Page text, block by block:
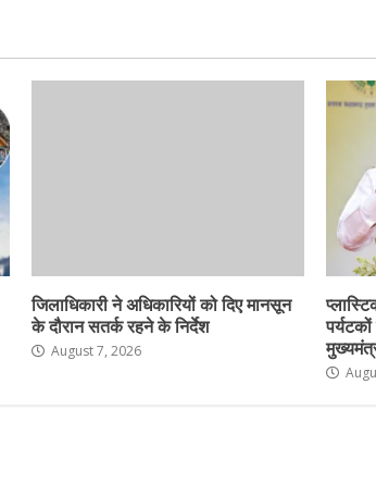
जिलाधिकारी ने अधिकारियों को दिए मानसून
के दौरान सतर्क रहने के निर्देश
August 7, 2026